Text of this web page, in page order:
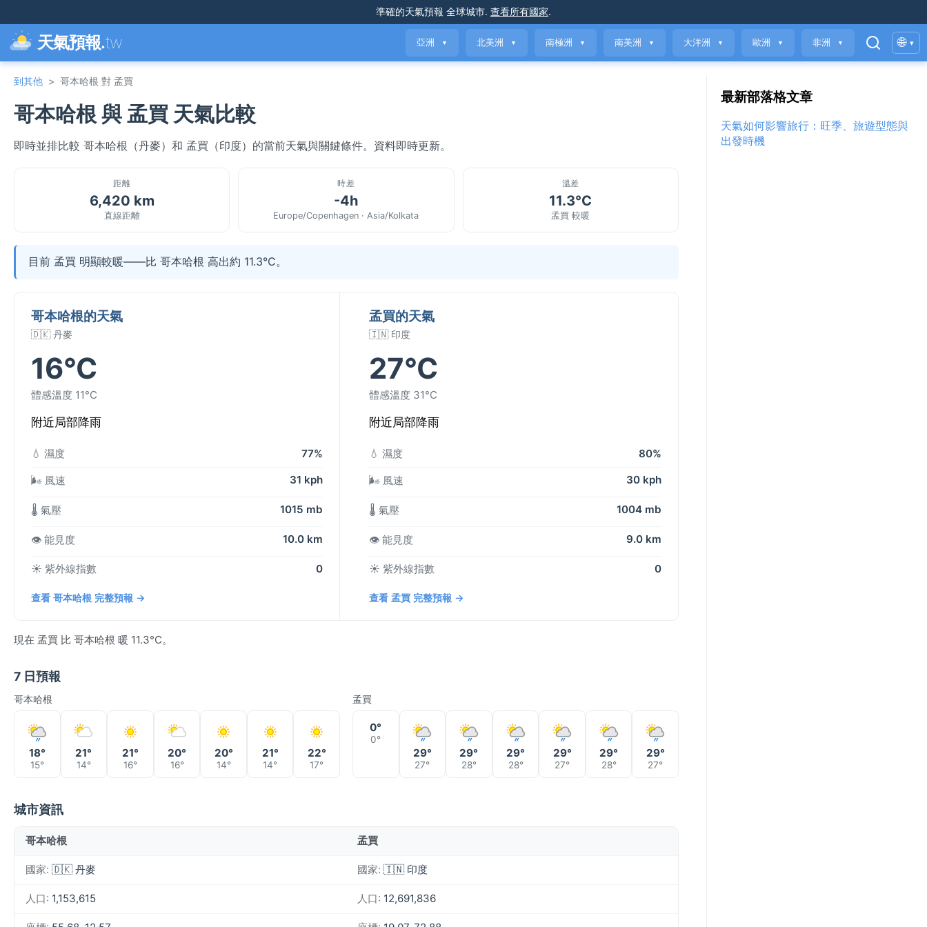
準確的天氣預報 全球城市. 查看所有國家.
天氣預報.tw 亞洲 ▼ 北美洲 ▼ 南極洲 ▼ 南美洲 ▼ 大洋洲 ▼ 歐洲 ▼ 非洲 ▼ 🌐 ▾
到其他 > 哥本哈根 對 孟買
哥本哈根 與 孟買 天氣比較
即時並排比較 哥本哈根（丹麥）和 孟買（印度）的當前天氣與關鍵條件。資料即時更新。
距離
6,420 km
直線距離
時差
-4h
Europe/Copenhagen · Asia/Kolkata
溫差
11.3°C
孟買 較暖
目前 孟買 明顯較暖——比 哥本哈根 高出約 11.3°C。
哥本哈根的天氣
🇩🇰 丹麥
16°C
體感溫度 11°C
附近局部降雨
💧 濕度 77%
🌬️ 風速 31 kph
🌡️ 氣壓 1015 mb
👁️ 能見度 10.0 km
☀️ 紫外線指數 0
查看 哥本哈根 完整預報 →
孟買的天氣
🇮🇳 印度
27°C
體感溫度 31°C
附近局部降雨
💧 濕度 80%
🌬️ 風速 30 kph
🌡️ 氣壓 1004 mb
👁️ 能見度 9.0 km
☀️ 紫外線指數 0
查看 孟買 完整預報 →
現在 孟買 比 哥本哈根 暖 11.3°C。
7 日預報
哥本哈根
18°
15°
21°
14°
21°
16°
20°
16°
20°
14°
21°
14°
22°
17°
孟買
0°
0°
29°
27°
29°
28°
29°
28°
29°
27°
29°
28°
29°
27°
城市資訊
哥本哈根 孟買
國家: 🇩🇰 丹麥 國家: 🇮🇳 印度
人口: 1,153,615 人口: 12,691,836
最新部落格文章
天氣如何影響旅行：旺季、旅遊型態與
出發時機